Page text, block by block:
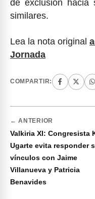
de exclusión hacia
similares.
Lea la nota original
Jornada
COMPARTIR:
← ANTERIOR
Valkiria XI: Congresista
Ugarte evita responder
vínculos con Jaime
Villanueva y Patricia
Benavides